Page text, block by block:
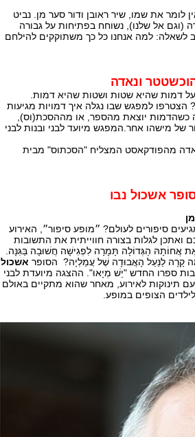
לומר את שמו, שיר ראובן ודור סער מן. נביט
(וגם אל שלנו), נשוחח בפתיחות על גבורה
לשאלה: למה אנחנו כל כך משתוקקים להילחם
ונאדה
, על דמות שהיא שטות ושטות שהיא דמות.
למפגש שבו נגלה איך דמויות מגיעות
כשהדמות יוצאת מהספר, או מההסכת(וס),
של מישהו אחר.המפגש מיועד לבני ובנות לבני
נאדה מהפודקאסט המצליח "הסכתוס" מבית
אשכול נבו
סיפורים לעולם? ״מופע סיפור״, האירוע
ואתכן לגלות בצורה חווייתית את התשובות
אֲחוֹתָהּ הַגְּדוֹלָה תָּמָרָה לִפְגִישָׁה חֲשׁוּבָה בַּגִּנָּה.
קָרָה לַנַּעַל הָאֲבוּדָה שֶׁל עֲמַלְיָה? הסופר אשכול
ספרו החדש "יֵשׁ מְיָאוּ". ההצגה מיועדת לבני
עם תינוקות לאירוע, מאחר שהוא מתקיים באולם
הצופים במופע.